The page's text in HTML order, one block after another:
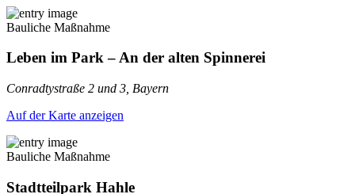
Bauliche Maßnahme
Leben im Park – An der alten Spinnerei
Conradtystraße 2 und 3, Bayern
Auf der Karte anzeigen
Bauliche Maßnahme
Stadtteilpark Hahle